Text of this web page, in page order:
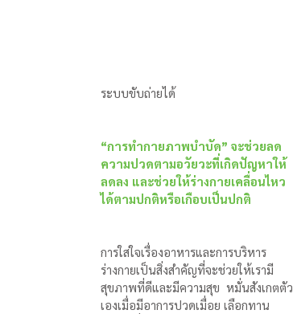
ระบบขับถ่ายได้
“การทำกายภาพบำบัด” จะช่วยลด
ความปวดตามอวัยวะที่เกิดปัญหาให้
ลดลง และช่วยให้ร่างกายเคลื่อนไหว
ได้ตามปกติหรือเกือบเป็นปกติ
การใส่ใจเรื่องอาหารและการบริหาร
ร่างกายเป็นสิ่งสำคัญที่จะช่วยให้เรามี
สุขภาพที่ดีและมีความสุข  หมั่นสังเกตตัว
เองเมื่อมีอาการปวดเมื่อย เลือกทาน